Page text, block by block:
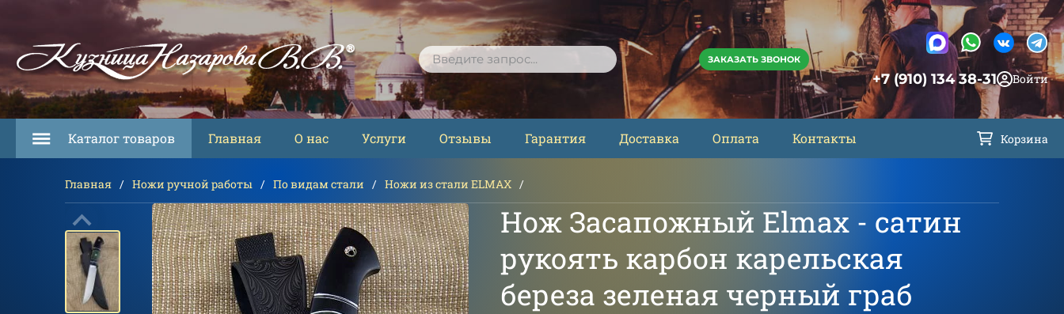
ПОИСК ЗАКАЗАТЬ ЗВОНОК
+7 (910) 134 38-31 Войти
Каталог товаров Главная О нас Услуги Отзывы Гарантия Доставка Оплата Контакты Корзина
Главная Ножи ручной работы По видам стали Ножи из стали ELMAX
Нож Засапожный Elmax - сатин
рукоять карбон карельская
береза зеленая черный граб